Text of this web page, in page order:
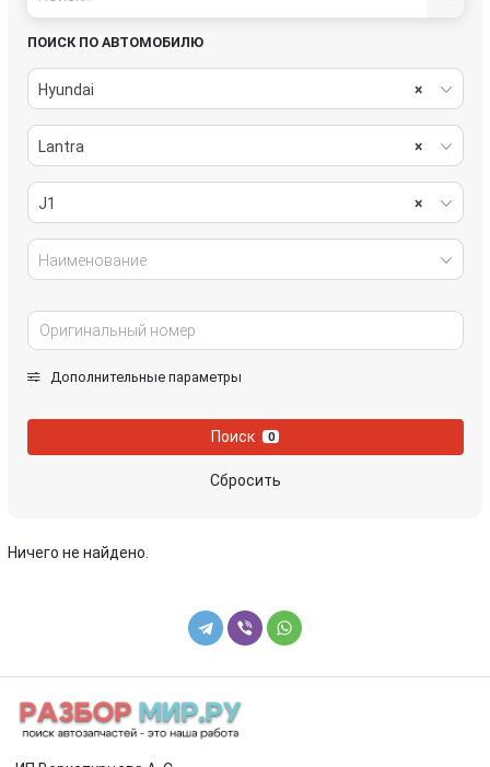
ПОИСК ПО АВТОМОБИЛЮ
×
Hyundai
×
Lantra
×
J1
Наименование
Дополнительные параметры
Поиск 0
Сбросить
Ничего не найдено.